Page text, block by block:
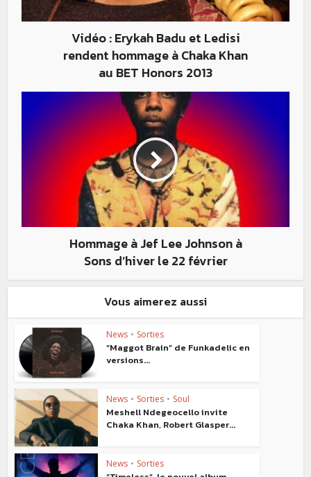
Vidéo : Erykah Badu et Ledisi
rendent hommage à Chaka Khan
au BET Honors 2013
Hommage à Jef Lee Johnson à
Sons d’hiver le 22 février
Vous aimerez aussi
News • Sorties
“Maggot Brain” de Funkadelic en
versions...
News • Sorties • Soul
Meshell Ndegeocello invite
Chaka Khan, Robert Glasper...
News • Sorties